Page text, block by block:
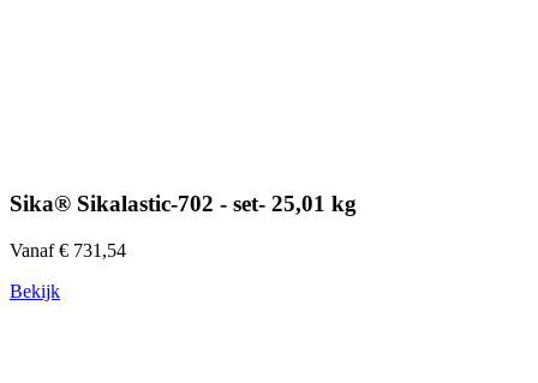
Sika® Sikalastic-702 - set- 25,01 kg
Vanaf € 731,54
Bekijk